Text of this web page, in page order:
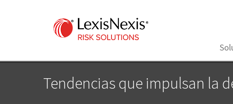
Tendencias que impulsan la